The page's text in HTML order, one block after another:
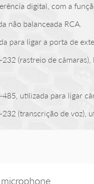
digital, com a
não balanceada RCA.
para ligar a porta de
(rastreio de
utilizada para ligar
(transcrição de voz),